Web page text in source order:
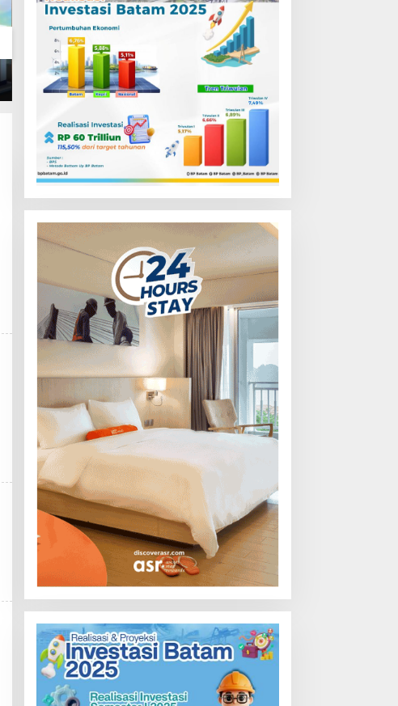
Sikapi Laporan Gesekan
Penertiban Lahan, Tim
Hukum Terlapor Memenuhi
Undangan Klarifikasi
Polresta Bukittinggi
Polda Kepri dan Insan Pers
Bagikan Ratusan Bendera
serta Bantuan Sembako di
Belakang Padang Jelang
HUT RI ke-81